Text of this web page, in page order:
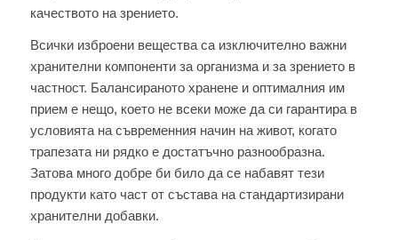
качеството на зрението.
Всички изброени вещества са изключително важни
хранителни компоненти за организма и за зрението в
частност. Балансираното хранене и оптималния им
прием е нещо, което не всеки може да си гарантира в
условията на съвременния начин на живот, когато
трапезата ни рядко е достатъчно разнообразна.
Затова много добре би било да се набавят тези
продукти като част от състава на стандартизирани
хранителни добавки.